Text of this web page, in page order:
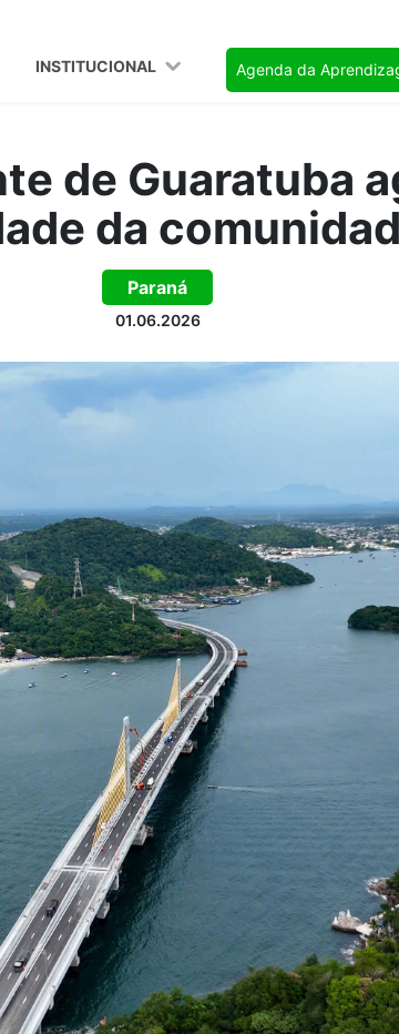
INSTITUCIONAL Agenda da
de Guaratuba
da
Paraná
01.06.2026